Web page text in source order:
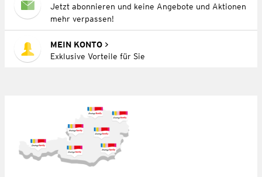
Jetzt abonnieren und keine Angebote und Aktionen
mehr verpassen!
MEIN KONTO
Exklusive Vorteile für Sie